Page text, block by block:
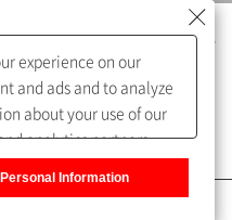
）
experience on our
and ads and to analyze
about your use of our
analytics partners,
Information